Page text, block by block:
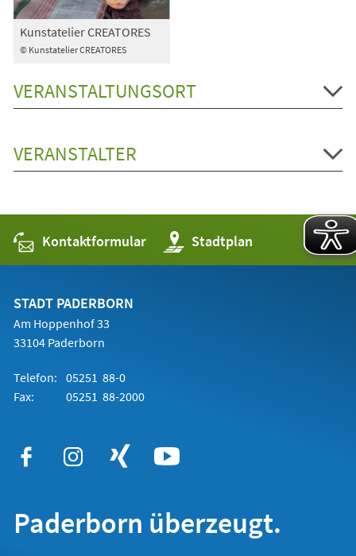
© Kunstatelier CREATORES
Kunstatelier CREATORES
VERANSTALTUNGSORT
VERANSTALTER
Kontaktformular Stadtplan
(Öffnet
in
einem
STADT PADERBORN
Am Hoppenhof 33
33104 Paderborn
Telefon: 05251 88-0
Fax:
05251 88-2000
Paderborn überzeugt.